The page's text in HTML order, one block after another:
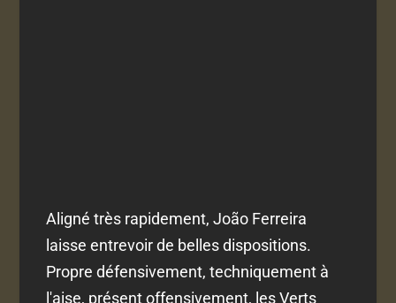
Aligné très rapidement, João Ferreira
laisse entrevoir de belles dispositions.
Propre défensivement, techniquement à
l'aise, présent offensivement, les Verts